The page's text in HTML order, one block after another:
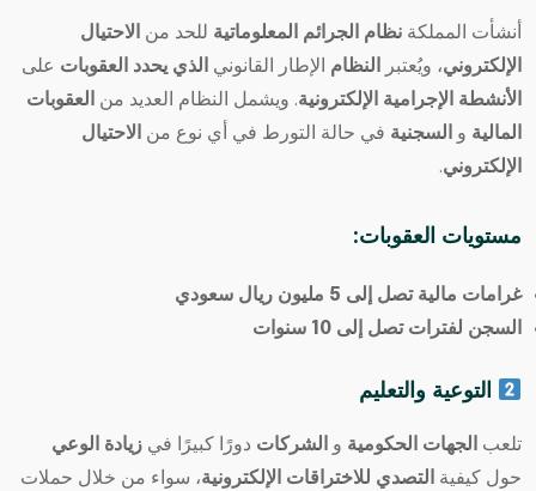
أنشأت المملكة نظام الجرائم المعلوماتية للحد من الاحتيال
الإلكتروني، ويُعتبر النظام الإطار القانوني الذي يحدد العقوبات على
الأنشطة الإجرامية الإلكترونية. ويشمل النظام العديد من العقوبات
المالية و السجنية في حالة التورط في أي نوع من الاحتيال
الإلكتروني.
مستويات العقوبات:
غرامات مالية تصل إلى 5 مليون ريال سعودي
السجن لفترات تصل إلى 10 سنوات
التوعية والتعليم
تلعب الجهات الحكومية و الشركات دورًا كبيرًا في زيادة الوعي
حول كيفية التصدي للاختراقات الإلكترونية، سواء من خلال حملات